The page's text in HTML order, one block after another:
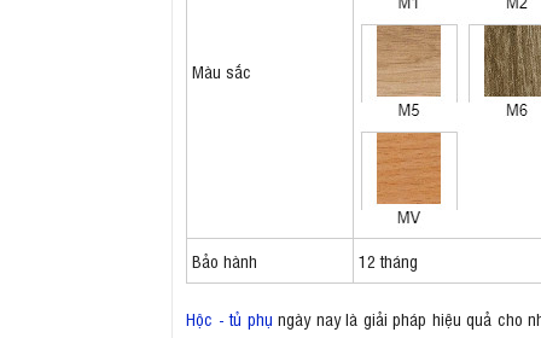
Màu sắc
Bảo hành 12 tháng
Hộc - tủ phụ ngày nay là giải pháp hiệu quả cho